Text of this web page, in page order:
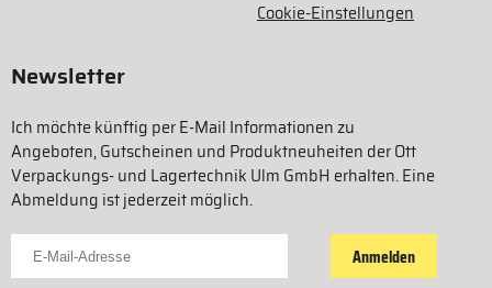
Cookie-Einstellungen
Newsletter
Ich möchte künftig per E-Mail Informationen zu
Angeboten, Gutscheinen und Produktneuheiten der Ott
Verpackungs- und Lagertechnik Ulm GmbH erhalten. Eine
Abmeldung ist jederzeit möglich.
Für Newsletter anmelden
Anmelden